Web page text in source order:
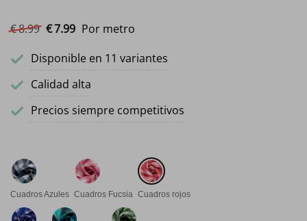
€8.99 El precio original era: €8.99.
€7.99El precio actual es: €7.99.
Por metro
Disponible en 11 variantes
Calidad alta
Precios siempre competitivos
Cuadros Azules Cuadros Fucsia Cuadros rojos